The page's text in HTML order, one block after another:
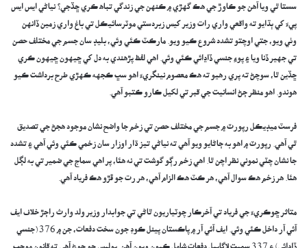
سستا ٿي ويا آهن جو ڪاوڙ جي هڪ گهڙي ۾ ڪنهن جي زندگي تباھ ڪري ڇڏجي؟ نياڻي ايس ايس
پيءَ کي ٻڌايو ته واقعي واري رات وزير کيس زبردستي موٽرسائيڪل تي باغ واري زمين ڏانهن
وٺي ويو، جتي اوچتو تشدد شروع ڪيو ويو. مارڪٽ ڪئي وئي، بليڊ سان جسم جي مختلف حصن
تي جهير ڏنا ويا ۽ پوءِ جنسي ڏاڍائي ڪئي وئي. اهي لفظ پڙهندي به دل کي ڇيهون ڇيهون ڪري
ڇڏين ٿا، سوچڻ ته پري رهيو ته هڪ معصوم نينگريءَ اهو سڀ ڪجهه ڪهڙي طرح برداشت ڪيو
هوندو. اهو منظر ڄڻ انسانيت جي قبر تي لکيل ڪارو ڪتبو آهي.
فرسٽ ميڊيڪل رپورٽ ۾ جسم جي مختلف حصن تي زخم جا واضح نشان موجود هجڻ جي تصديق
ٿي آهي. رپورٽ ۾ اهو به ڄاڻايو ويو آهي ته نياڻي تيز ڌار اوزار سان زخمي ڪئي وئي آهي ۽ تشدد
جا نشان چٽي نموني نظر اچن ٿا. اهي زخم رڳو گوشت تي نه هئا، پر اهي سماج جي ضمير تي به لڳل
هئا. هر زخم هڪ سوال آهي، هر ڪٽ هڪ الزام آهي، هر رت جو ڦڙو هڪ فرياد آهي.
متاثر ڇوڪريءَ جي فرياد تي آخرڪار چوٽياريون ٿاڻي تي جوابدار وزير ولد وارث راڄڙ خلاف ايف
آئي آر داخل ڪئي وئي. ايف آئي آر ۾ پاڪستان پينل ڪوڊ جون سخت دفعات، جن ۾ 376 (جنسي